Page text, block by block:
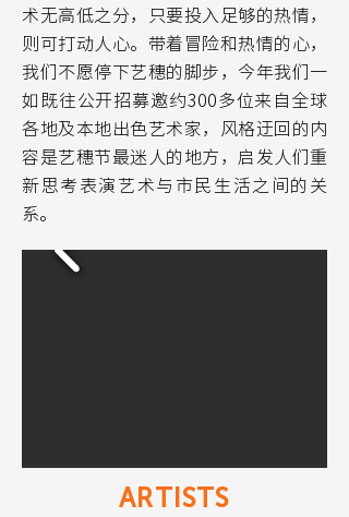
术无高低之分，只要投入足够的热情，
则可打动人心。带着冒险和热情的心，
我们不愿停下艺穗的脚步，今年我们一
如既往公开招募邀约300多位来自全球
各地及本地出色艺术家，风格迂回的内
容是艺穗节最迷人的地方，启发人们重
新思考表演艺术与市民生活之间的关
系。
ARTISTS